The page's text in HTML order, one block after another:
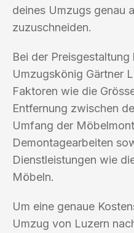
deines Umzugs genau
zuzuschneiden.
Bei der
Umzugskönig Gärtner
Faktoren wie die
Entfernung zwischen
Umfang der
Demontagearbeiten
Dienstleistungen wie
Möbeln.
Um eine genaue
Umzug von Luzern